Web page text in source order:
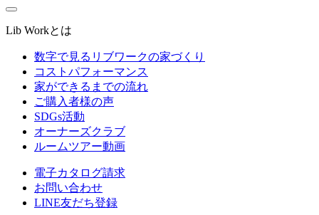
Lib Workとは
数字で見るリブワークの家づくり
コストパフォーマンス
家ができるまでの流れ
ご購入者様の声
SDGs活動
オーナーズクラブ
ルームツアー動画
電子カタログ請求
お問い合わせ
LINE友だち登録